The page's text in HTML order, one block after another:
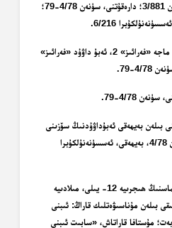
– ئىبنى ئەبى ھاتىم، تەفسىرۇلقۇرئان 3/881؛ دارەقۇتنى، سۈنەن 4/78-79؛
– مۇسنەد ئەھمەد 13/108، ئىبنى ماجە «فەرائىز» 2، ئەبۇ داۋۇد «فەرائىز»
4، دارەقۇتنى بىلەن بەيھەقى ئەبۇداۋۇدنىڭ سۆزىنى
نەقىل قىلىدۇ. قاراڭ: دارەقۇتنى، سۈنەن 4/78، بەيھەقى، ئەسسۈنەنۇلكۇبرا
– سابىت ئىبنى قەيس ئىبنى شەمماسنىڭ ھىجرىيە 12- يىلى، مىلادىيە
بىلەن مۇناسىۋەتلىك قاراڭ: ئىبنى
تەبەقاتۇلكۇبرا 3- جىلد، 88- بەت؛ مۇستافا قاراتاش، «سابىت ئىبنى